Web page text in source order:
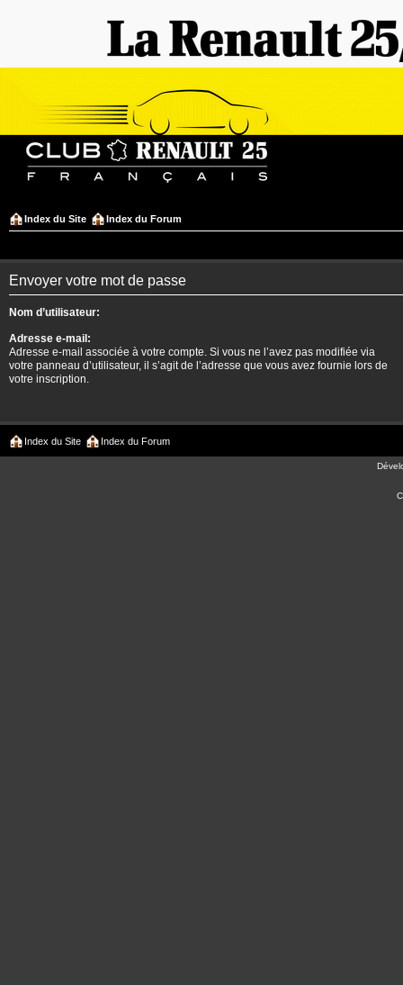
Index du Site Index du Forum
Envoyer votre mot de passe
Nom d’utilisateur:
Adresse e-mail:
Adresse e-mail associée à votre compte. Si vous ne l’avez pas modifiée via
votre panneau d’utilisateur, il s’agit de l’adresse que vous avez fournie lors de
votre inscription.
Index du Site Index du Forum